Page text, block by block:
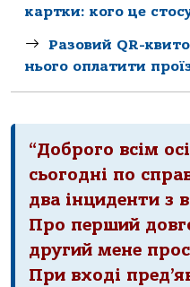
картки: кого це
Разовий QR-
нього оплатити
“Доброго всім
сьогодні по
два інциденти з
Про перший
другий мене
При вході